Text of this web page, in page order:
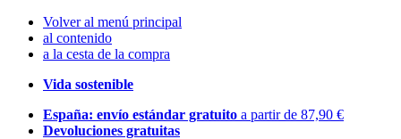
Volver al menú principal
al contenido
a la cesta de la compra
Vida sostenible
España: envío estándar gratuito a partir de 87,90 €
Devoluciones gratuitas